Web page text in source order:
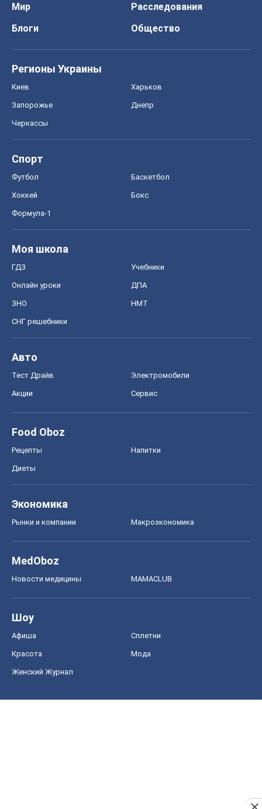
Мир
Расследования
Блоги
Общество
Регионы Украины
Киев Харьков
Запорожье Днепр
Черкассы
Спорт
Футбол Баскетбол
Хоккей Бокс
Формула-1
Моя школа
ГДЗ Учебники
Онлайн уроки ДПА
ЗНО НМТ
СНГ решебники
Авто
Тест Драйв Электромобили
Акции Сервис
Food Oboz
Рецепты Напитки
Диеты
Экономика
Рынки и компании Mакроэкономика
MedOboz
Новости медицины MAMACLUB
Шоу
Афиша Сплетни
Красота Мода
Женский Журнал